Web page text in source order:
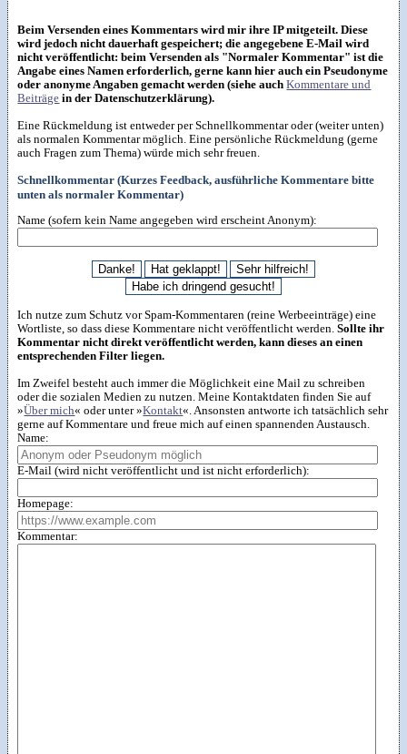
Beim Versenden eines Kommentars wird mir ihre IP mitgeteilt. Diese
wird jedoch nicht dauerhaft gespeichert; die angegebene E-Mail wird
nicht veröffentlicht: beim Versenden als "Normaler Kommentar" ist die
Angabe eines Namen erforderlich, gerne kann hier auch ein Pseudonyme
oder anonyme Angaben gemacht werden (siehe auchKommentare und
Beiträge in der Datenschutzerklärung).
Eine Rückmeldung ist entweder per Schnellkommentar oder (weiter unten)
als normalen Kommentar möglich. Eine persönliche Rückmeldung (gerne
auch Fragen zum Thema) würde mich sehr freuen.
Schnellkommentar (Kurzes Feedback, ausführliche Kommentare bitte
unten als normaler Kommentar)
Name (sofern kein Name angegeben wird erscheint Anonym):
Ich nutze zum Schutz vor Spam-Kommentaren (reine Werbeeinträge) eine
Wortliste, so dass diese Kommentare nicht veröffentlicht werden.Sollte ihr
Kommentar nicht direkt veröffentlicht werden, kann dieses an einen
entsprechenden Filter liegen.
Im Zweifel besteht auch immer die Möglichkeit eine Mail zu schreiben
oder die sozialen Medien zu nutzen. Meine Kontaktdaten finden Sie auf
»Über mich« oder unter »Kontakt«. Ansonsten antworte ich tatsächlich sehr
gerne auf Kommentare und freue mich auf einen spannenden Austausch.
Name:
E-Mail (wird nicht veröffentlicht und ist nicht erforderlich):
Homepage:
Kommentar: